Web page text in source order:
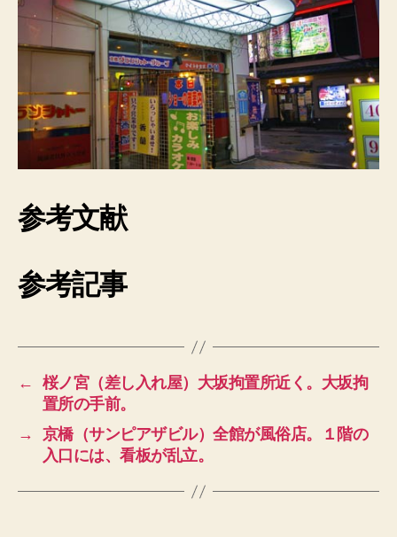
参考文献
参考記事
←
桜ノ宮（差し入れ屋）大坂拘置所近く。大坂拘
置所の手前。
→
京橋（サンピアザビル）全館が風俗店。１階の
入口には、看板が乱立。